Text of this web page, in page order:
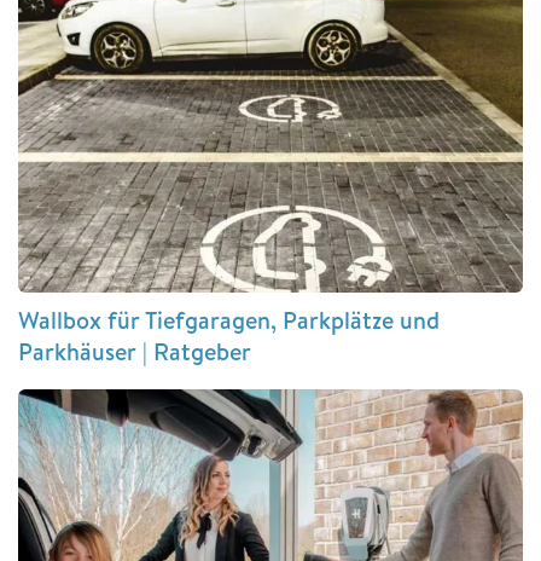
Wallbox für Tiefgaragen, Parkplätze und
Parkhäuser | Ratgeber